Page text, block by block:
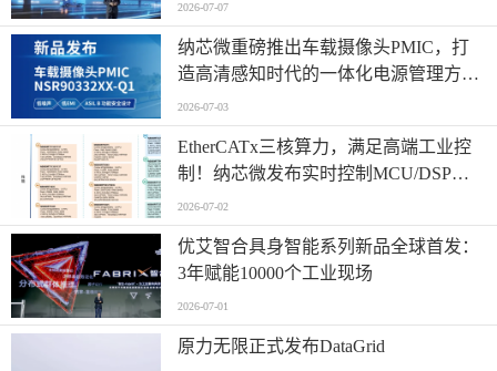
2026-07-07
纳芯微重磅推出车载摄像头PMIC，打
造高清感知时代的一体化电源管理方
案！
2026-07-03
EtherCATx三核算力，满足高端工业控
制！纳芯微发布实时控制MCU/DSP
NS800RTA7系列
2026-07-02
优艾智合具身智能系列新品全球首发：
3年赋能10000个工业现场
2026-07-01
原力无限正式发布DataGrid